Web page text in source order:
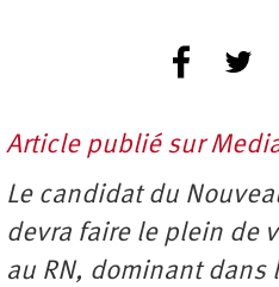
Article publié sur
Le candidat du
devra faire le plein de
au RN, dominant dans